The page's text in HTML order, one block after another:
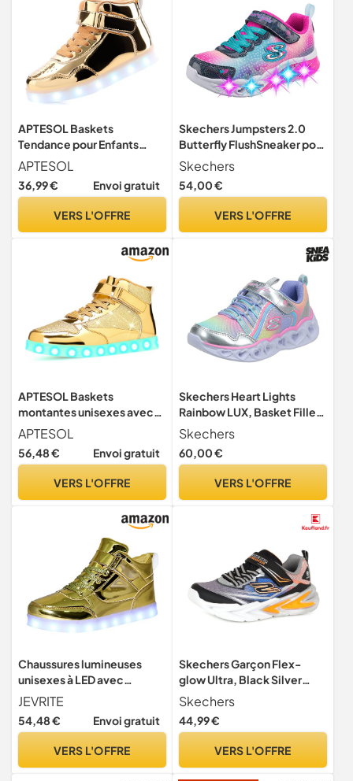
APTESOL Baskets
Tendance pour Enfants
avec lumières LED,
Chaussures de Sport
Clignotantes
garçons et Filles[Or, 32]
APTESOL
36,99 € Envoi gratuit
VERS L'OFFRE
Skechers Jumpsters 2.0
Butterfly FlushSneaker pour
Fille, Maille synthétique
Bleu Marine, 37 EU
Skechers
54,00 €
VERS L'OFFRE
APTESOL Baskets
montantes unisexes avec
aspect métal miroir et
détails scintillants -
Fermeture Velcro réglable -
fête brillantes pour
APTESOL
56,48 € Envoi gratuit
VERS L'OFFRE
Skechers Heart Lights
Rainbow LUX, Basket Fille,
Argenté, 34 EU
Skechers
60,00 €
VERS L'OFFRE
Chaussures lumineuses
unisexes à LED avec
chargement USB -
Chaussures montantes pour
homme et femme - Baskets
JEVRITE
54,48 € Envoi gratuit
VERS L'OFFRE
Skechers Garçon Flex-
glow Ultra, Black Silver
Synthetic Grey Blue Oran,
27 EU
Skechers
44,99 €
VERS L'OFFRE